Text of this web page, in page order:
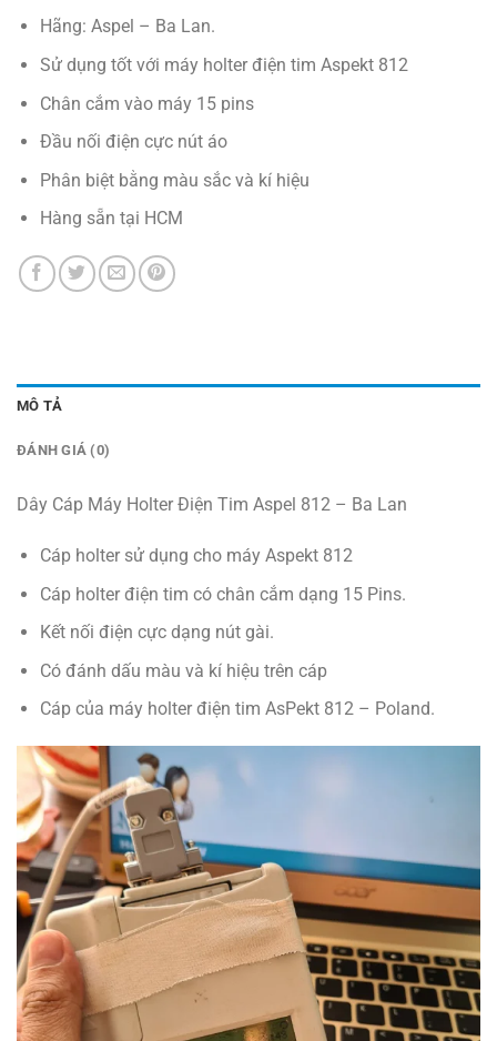
Hãng: Aspel – Ba Lan.
Sử dụng tốt với máy holter điện tim Aspekt 812
Chân cắm vào máy 15 pins
Đầu nối điện cực nút áo
Phân biệt bằng màu sắc và kí hiệu
Hàng sẵn tại HCM
MÔ TẢ
ĐÁNH GIÁ (0)
Dây Cáp Máy Holter Điện Tim Aspel 812 – Ba Lan
Cáp holter sử dụng cho máy Aspekt 812
Cáp holter điện tim có chân cắm dạng 15 Pins.
Kết nối điện cực dạng nút gài.
Có đánh dấu màu và kí hiệu trên cáp
Cáp của máy holter điện tim AsPekt 812 – Poland.